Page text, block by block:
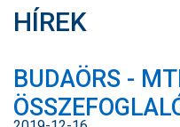
JEGYÉRTÉKESÍTÉS
HÍREK
BUDAÖRS -